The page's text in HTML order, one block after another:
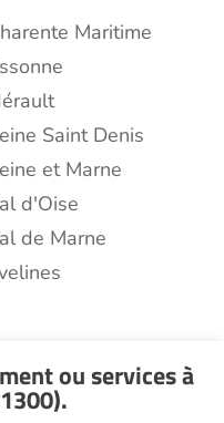
Maritime
Saint Denis
et Marne
d'Oise
de Marne
ou servicesà
.